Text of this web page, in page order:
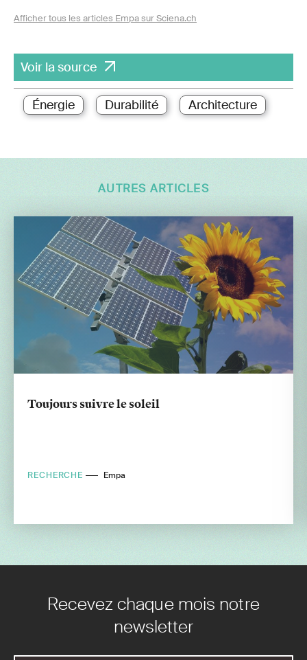
Afficher tous les articles Empa sur Sciena.ch
Voir la source
Énergie Durabilité Architecture
AUTRES ARTICLES
Toujours suivre le soleil
RECHERCHE Empa
Recevez chaque mois notre
newsletter